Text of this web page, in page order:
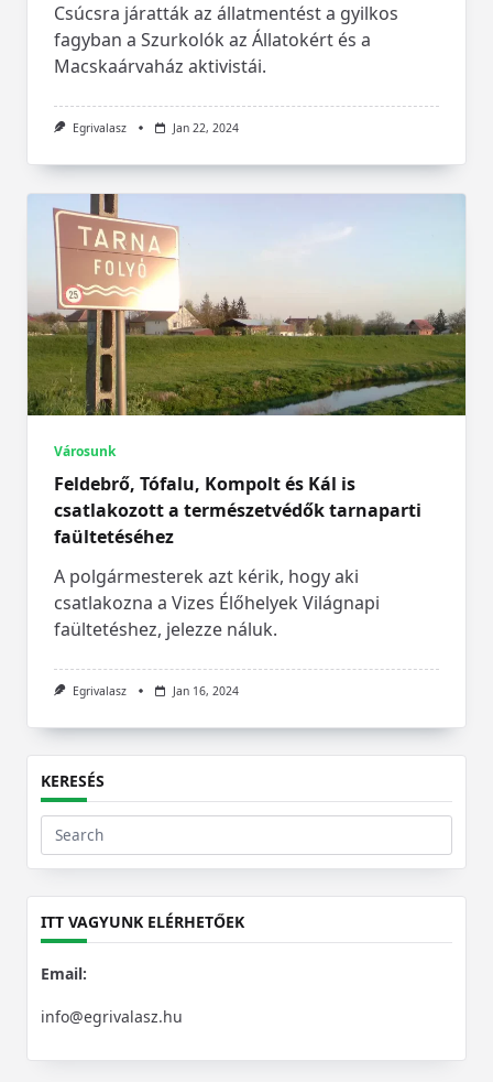
Csúcsra járatták az állatmentést a gyilkos
fagyban a Szurkolók az Állatokért és a
Macskaárvaház aktivistái.
Egrivalasz Jan 22, 2024
Városunk
Feldebrő, Tófalu, Kompolt és Kál is
csatlakozott a természetvédők tarnaparti
faültetéséhez
A polgármesterek azt kérik, hogy aki
csatlakozna a Vizes Élőhelyek Világnapi
faültetéshez, jelezze náluk.
Egrivalasz Jan 16, 2024
KERESÉS
Search
for:
ITT VAGYUNK ELÉRHETŐEK
Email:
info@egrivalasz.hu